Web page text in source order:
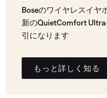
Boseのワイヤレスイヤ
新のQuietComfort
引になります
もっと詳しく知る